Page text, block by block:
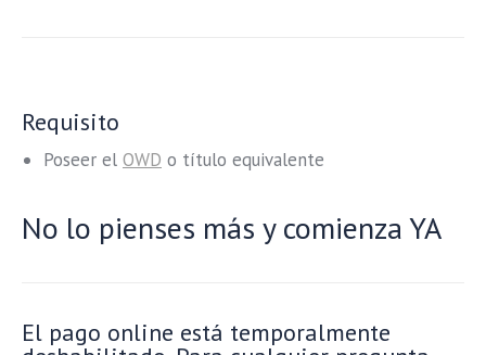
Requisito
Poseer el OWD o título equivalente
No lo pienses más y comienza YA
El pago online está temporalmente